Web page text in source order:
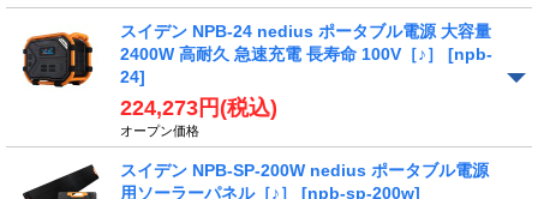
スイデン NPB-24 nedius ポータブル電源 大容量
2400W 高耐久 急速充電 長寿命 100V［♪］ [npb-
24]
224,273円 (税込)
オープン価格
スイデン NPB-SP-200W nedius ポータブル電源
用ソーラーパネル［♪］ [npb-sp-200w]